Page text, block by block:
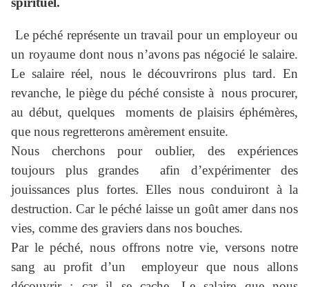
Le péché représente un travail pour un employeur ou
un royaume dont nous n’avons pas négocié le salaire.
Le salaire réel, nous le découvrirons plus tard. En
revanche, le piège du péché consiste à nous procurer,
au début, quelques moments de plaisirs éphémères,
que nous regretterons amèrement ensuite.
Nous cherchons pour oublier, des expériences
toujours plus grandes afin d’expérimenter des
jouissances plus fortes. Elles nous conduiront à la
destruction. Car le péché laisse un goût amer dans nos
vies, comme des graviers dans nos bouches.
Par le péché, nous offrons notre vie, versons notre
sang au profit d’un employeur que nous allons